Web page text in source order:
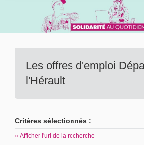
Les offres d'emploi
l'Hérault
Critères sélectionnés :
» Afficher l'url de la recherche